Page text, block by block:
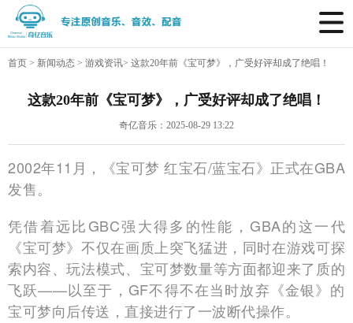
首页 > 新闻动态 > 游戏资讯> 这款20年前《宝可梦》，广受好评却成了绝唱！
这款20年前《宝可梦》，广受好评却成了绝唱！
奇亿音乐：2025-08-29 13:22
2002年11月，《宝可梦 红宝石/蓝宝石》正式在GBA
发售。
凭借着远比GBC强大得多的性能，GBA的这一代
《宝可梦》不仅在画质上突飞猛进，同时在游戏可探
索内容、玩法模式、宝可梦数量等方面都迎来了质的
飞跃——以至于，GF不得不在当时放弃《金银》的
宝可梦向后传送，直接进行了一波断代操作。